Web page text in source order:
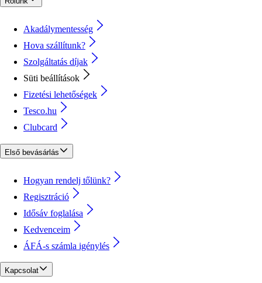
Akadálymentesség
Hova szállítunk?
Szolgáltatás díjak
Süti beállítások
Fizetési lehetőségek
Tesco.hu
Clubcard
Első bevásárlás
Hogyan rendelj tőlünk?
Regisztráció
Idősáv foglalása
Kedvenceim
ÁFÁ-s számla igénylés
Kapcsolat